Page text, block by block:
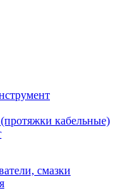
кабельные)
смазки